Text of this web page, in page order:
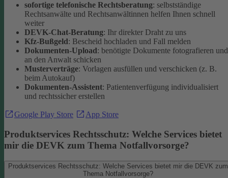
sofortige telefonische Rechtsberatung: selbstständige
Rechtsanwälte und Rechtsanwältinnen helfen Ihnen schnell
weiter
DEVK-Chat-Beratung: Ihr direkter Draht zu uns
Kfz-Bußgeld: Bescheid hochladen und Fall melden
Dokumenten-Upload: benötigte Dokumente fotografieren und
an den Anwalt schicken
Musterverträge: Vorlagen ausfüllen und verschicken (z. B.
beim Autokauf)
Dokumenten-Assistent: Patientenverfügung individualisiert
und rechtssicher erstellen
Google Play Store App Store
Produktservices Rechtsschutz: Welche Services bietet
mir die DEVK zum Thema Notfallvorsorge?
Produktservices Rechtsschutz: Welche Services bietet mir die DEVK zum
Thema Notfallvorsorge?